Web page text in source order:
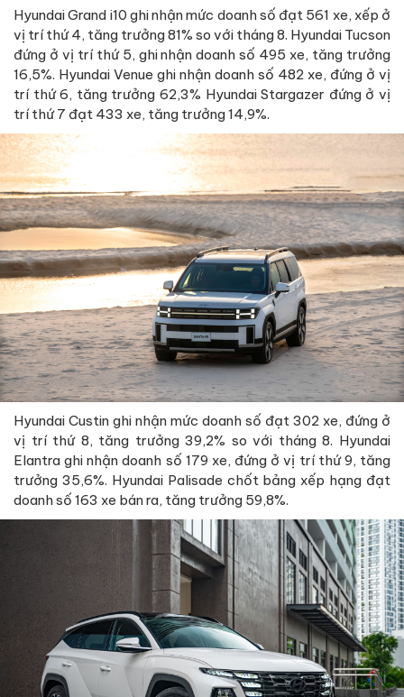
Hyundai Grand i10 ghi nhận mức doanh số đạt 561 xe, xếp ở
vị trí thứ 4, tăng trưởng 81% so với tháng 8. Hyundai Tucson
đứng ở vị trí thứ 5, ghi nhận doanh số 495 xe, tăng trưởng
16,5%. Hyundai Venue ghi nhận doanh số 482 xe, đứng ở vị
trí thứ 6, tăng trưởng 62,3% Hyundai Stargazer đứng ở vị
trí thứ 7 đạt 433 xe, tăng trưởng 14,9%.
Hyundai Custin ghi nhận mức doanh số đạt 302 xe, đứng ở
vị trí thứ 8, tăng trưởng 39,2% so với tháng 8. Hyundai
Elantra ghi nhận doanh số 179 xe, đứng ở vị trí thứ 9, tăng
trưởng 35,6%. Hyundai Palisade chốt bảng xếp hạng đạt
doanh số 163 xe bán ra, tăng trưởng 59,8%.